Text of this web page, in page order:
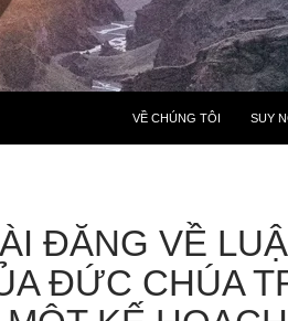
VỀ CHÚNG TÔI SUY
ĐĂNG VỀ
ĐỨC CHÚA